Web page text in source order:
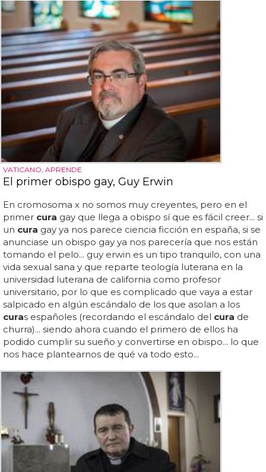
VATICANO, APRENDE
El primer obispo gay, Guy Erwin
En cromosoma x no somos muy creyentes, pero en el
primer cura gay que llega a obispo sí que es fácil creer... si
un cura gay ya nos parece ciencia ficción en españa, si se
anunciase un obispo gay ya nos parecería que nos están
tomando el pelo... guy erwin es un tipo tranquilo, con una
vida sexual sana y que reparte teología luterana en la
universidad luterana de california como profesor
universitario, por lo que es complicado que vaya a estar
salpicado en algún escándalo de los que asolan a los
curas españoles (recordando el escándalo del cura de
churra)... siendo ahora cuando el primero de ellos ha
podido cumplir su sueño y convertirse en obispo... lo que
nos hace plantearnos de qué va todo esto...